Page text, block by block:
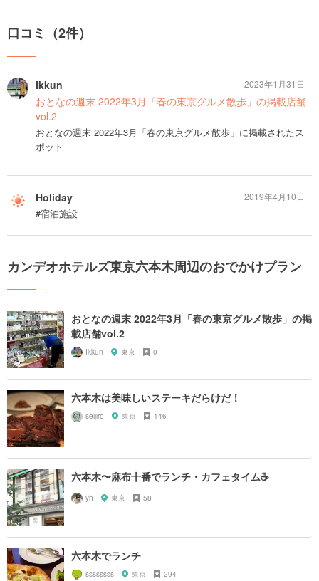
口コミ（2件）
Ikkun
おとなの週末 2022年3月「春の東京グルメ散歩」の掲載店舗
vol.2
おとなの週末 2022年3月「春の東京グルメ散歩」に掲載されたス
ポット
2023年1月31日
Holiday
#宿泊施設
2019年4月10日
カンデオホテルズ東京六本木周辺のおでかけプラン
おとなの週末 2022年3月「春の東京グルメ散歩」の掲
載店舗vol.2
Ikkun 東京 0
六本木は美味しいステーキだらけだ！
seijiro 東京 146
六本木〜麻布十番でランチ・カフェタイム☕️
yh 東京 58
六本木でランチ
ssssssss 東京 294